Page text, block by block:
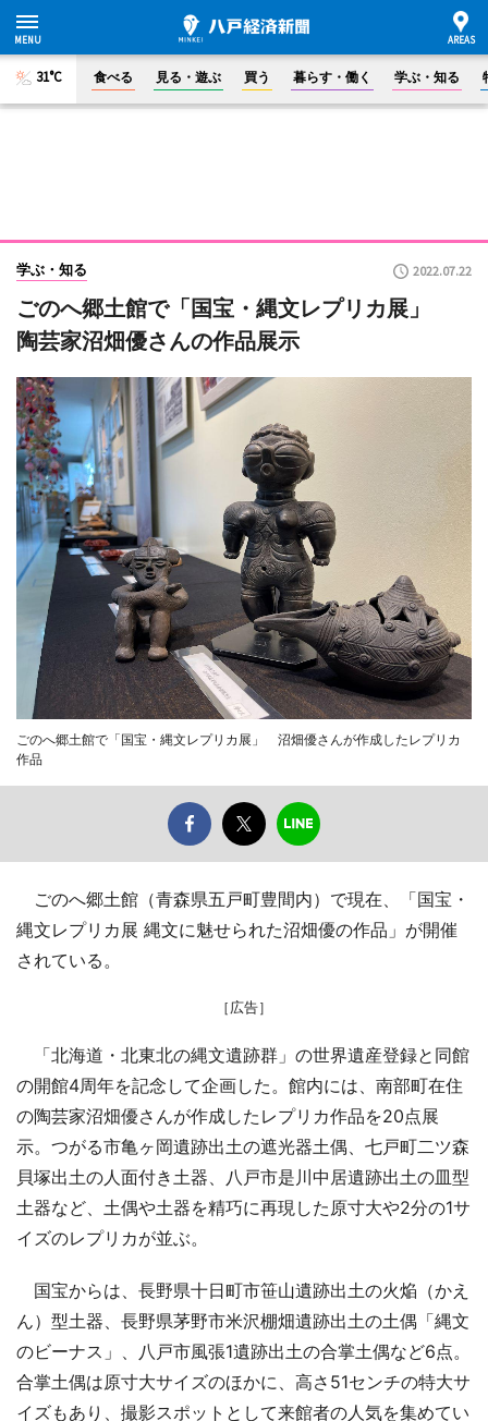
31°C 食べる 見る・遊ぶ 買う 暮らす・働く 学ぶ・知る
学ぶ・知る 2022.07.22
ごのへ郷土館で「国宝・縄文レプリカ展」
陶芸家沼畑優さんの作品展示
ごのへ郷土館で「国宝・縄文レプリカ展」 沼畑優さんが作成したレプリカ
作品
ごのへ郷土館（青森県五戸町豊間内）で現在、「国宝・
縄文レプリカ展 縄文に魅せられた沼畑優の作品」が開催
されている。
［広告］
「北海道・北東北の縄文遺跡群」の世界遺産登録と同館
の開館4周年を記念して企画した。館内には、南部町在住
の陶芸家沼畑優さんが作成したレプリカ作品を20点展
示。つがる市亀ヶ岡遺跡出土の遮光器土偶、七戸町二ツ森
貝塚出土の人面付き土器、八戸市是川中居遺跡出土の皿型
土器など、土偶や土器を精巧に再現した原寸大や2分の1サ
イズのレプリカが並ぶ。
国宝からは、長野県十日町市笹山遺跡出土の火焔（かえ
ん）型土器、長野県茅野市米沢棚畑遺跡出土の土偶「縄文
のビーナス」、八戸市風張1遺跡出土の合掌土偶など6点。
合掌土偶は原寸大サイズのほかに、高さ51センチの特大サ
イズもあり、撮影スポットとして来館者の人気を集めてい